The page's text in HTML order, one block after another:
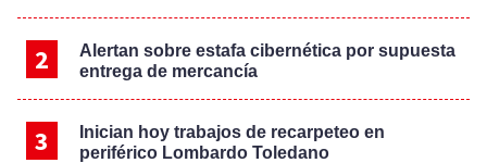
Alertan sobre estafa cibernética por supuesta
entrega de mercancía
Inician hoy trabajos de recarpeteo en
periférico Lombardo Toledano